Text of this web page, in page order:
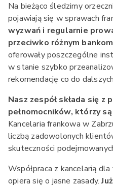
Na bieżąco śledzimy
pojawiają się w sprawach
wyzwań i regularnie
przeciwko różnym
oferowały poszczególne
w stanie szybko
rekomendację co do
Nasz zespół składa się z
pełnomocników, którzy
Kancelaria frankowa w
liczbą zadowolonych
skuteczności
Współpraca z kancelarią
opiera się o jasne zasady.